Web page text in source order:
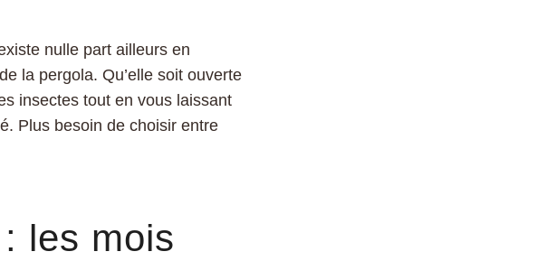
nulle part ailleurs en
la pergola. Qu’elle soit ouverte
insectes tout en vous laissant
Plus besoin de choisir entre
les mois